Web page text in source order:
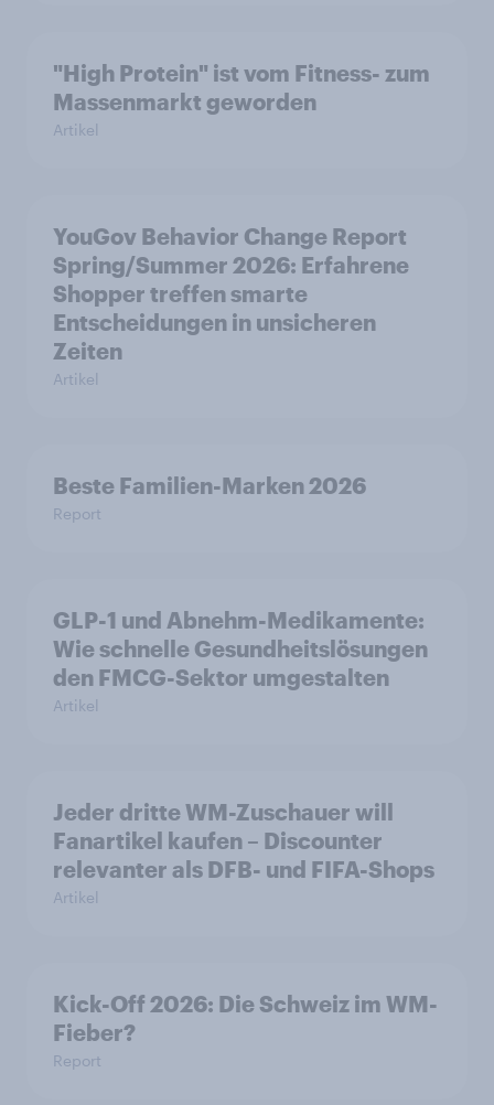
"High Protein" ist vom Fitness- zum
Massenmarkt geworden
Artikel
YouGov Behavior Change Report
Spring/Summer 2026: Erfahrene
Shopper treffen smarte
Entscheidungen in unsicheren
Zeiten
Artikel
Beste Familien-Marken 2026
Report
GLP-1 und Abnehm-Medikamente:
Wie schnelle Gesundheitslösungen
den FMCG-Sektor umgestalten
Artikel
Jeder dritte WM-Zuschauer will
Fanartikel kaufen – Discounter
relevanter als DFB- und FIFA-Shops
Artikel
Kick-Off 2026: Die Schweiz im WM-
Fieber?​
Report